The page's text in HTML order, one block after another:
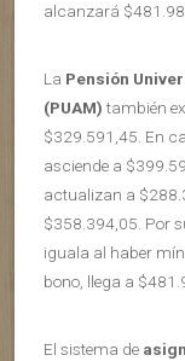
alcanzará
La Pensión
(PUAM)también
$329.591,45. En
asciende a
actualizan a
$358.394,05. Por
iguala al haber
bono, llega a
El sistema de